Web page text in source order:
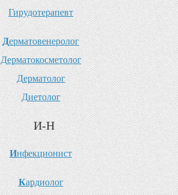
Гирудотерапевт
Дерматовенеролог
Дерматокосметолог
Дерматолог
Диетолог
И-Н
Инфекционист
Кардиолог